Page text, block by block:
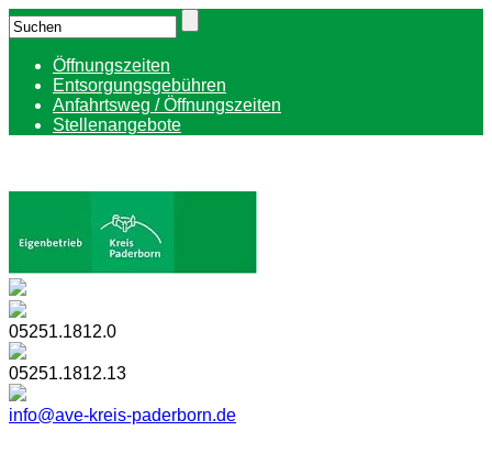
Öffnungszeiten
Entsorgungsgebühren
Anfahrtsweg / Öffnungszeiten
Stellenangebote
05251.1812.0
05251.1812.13
info@ave-kreis-paderborn.de